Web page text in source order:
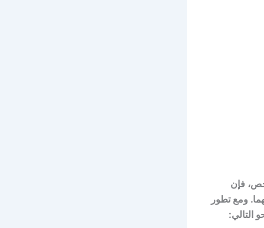
فإن
ومع تطور
التالي: